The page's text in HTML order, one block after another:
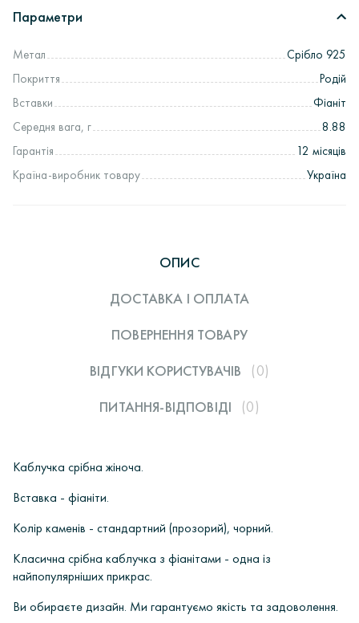
Параметри
Метал
Срібло 925
Покриття
Родій
Вставки
Фіаніт
Середня вага, г
8.88
Гарантія
12 місяців
Країна-виробник товару
Україна
ОПИС
ДОСТАВКА І ОПЛАТА
ПОВЕРНЕННЯ ТОВАРУ
ВІДГУКИ КОРИСТУВАЧIВ
(0)
ПИТАННЯ-ВІДПОВІДІ
(0)
Каблучка срібна жіноча.
Вставка - фіаніти.
Колір каменів - стандартний (прозорий), чорний.
Класична срібна каблучка з фіанітами - одна із
найпопулярніших прикрас.
Ви обираєте дизайн. Ми гарантуємо якість та задоволення.